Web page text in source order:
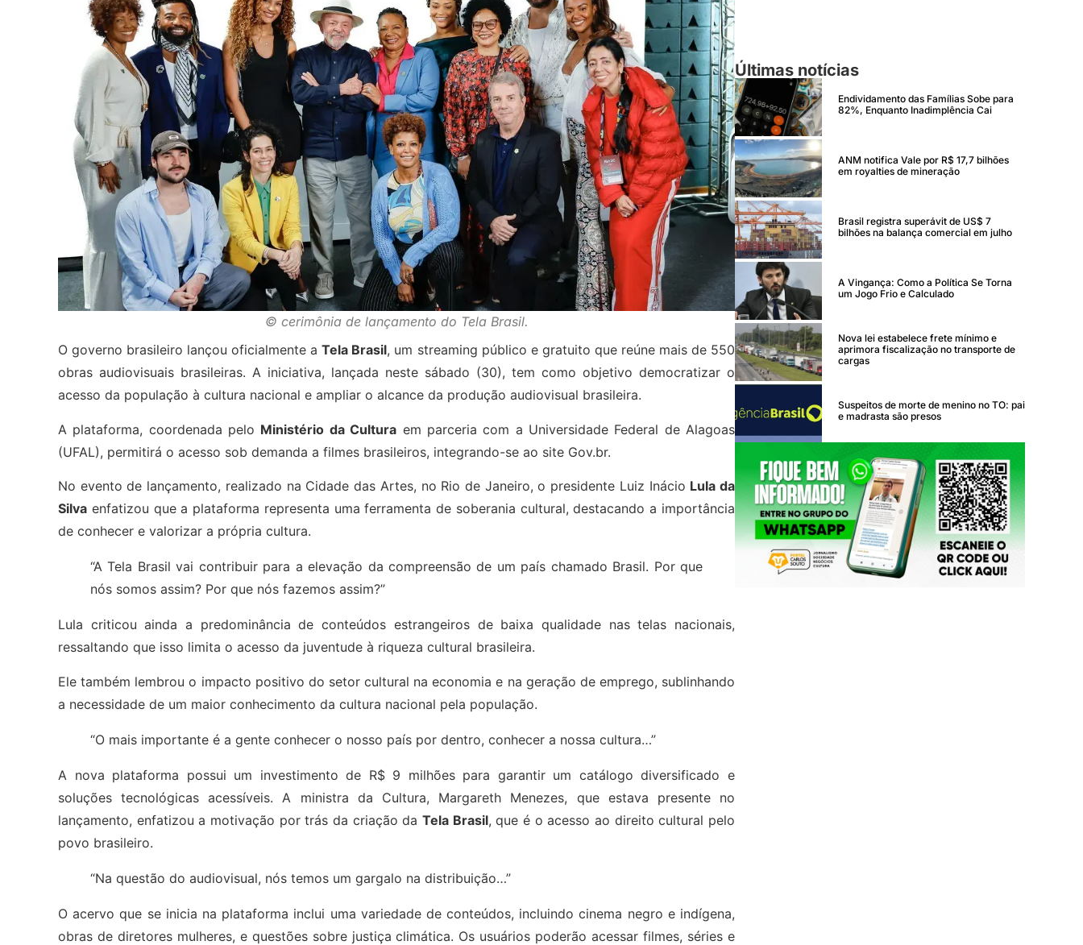
© cerimônia de lançamento do Tela Brasil.
O governo brasileiro lançou oficialmente aTela Brasil, um streaming público e gratuito que reúne mais de 550
obras audiovisuais brasileiras. A iniciativa, lançada neste sábado (30), tem como objetivo democratizar o
acesso da população à cultura nacional e ampliar o alcance da produção audiovisual brasileira.
A plataforma, coordenada pelo Ministério da Cultura em parceria com a Universidade Federal de Alagoas
(UFAL), permitirá o acesso sob demanda a filmes brasileiros, integrando-se ao site Gov.br.
No evento de lançamento, realizado na Cidade das Artes, no Rio de Janeiro, o presidente Luiz Inácio Lula da
Silva enfatizou que a plataforma representa uma ferramenta de soberania cultural, destacando a importância
de conhecer e valorizar a própria cultura.
“A Tela Brasil vai contribuir para a elevação da compreensão de um país chamado Brasil. Por que
nós somos assim? Por que nós fazemos assim?”
Lula criticou ainda a predominância de conteúdos estrangeiros de baixa qualidade nas telas nacionais,
ressaltando que isso limita o acesso da juventude à riqueza cultural brasileira.
Ele também lembrou o impacto positivo do setor cultural na economia e na geração de emprego, sublinhando
a necessidade de um maior conhecimento da cultura nacional pela população.
“O mais importante é a gente conhecer o nosso país por dentro, conhecer a nossa cultura…”
A nova plataforma possui um investimento de R$ 9 milhões para garantir um catálogo diversificado e
soluções tecnológicas acessíveis. A ministra da Cultura, Margareth Menezes, que estava presente no
lançamento, enfatizou a motivação por trás da criação da Tela Brasil, que é o acesso ao direito cultural pelo
povo brasileiro.
“Na questão do audiovisual, nós temos um gargalo na distribuição…”
O acervo que se inicia na plataforma inclui uma variedade de conteúdos, incluindo cinema negro e indígena,
obras de diretores mulheres, e questões sobre justiça climática. Os usuários poderão acessar filmes, séries e
Últimas notícias
Endividamento das Famílias Sobe para
82%, Enquanto Inadimplência Cai
ANM notifica Vale por R$ 17,7 bilhões
em royalties de mineração
Brasil registra superávit de US$ 7
bilhões na balança comercial em julho
A Vingança: Como a Política Se Torna
um Jogo Frio e Calculado
Nova lei estabelece frete mínimo e
aprimora fiscalização no transporte de
cargas
Suspeitos de morte de menino no TO: pai
e madrasta são presos